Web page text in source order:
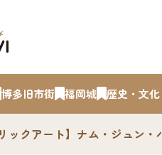
博多旧市街 福岡城 歴史・文化
リックアート】ナム・ジュン